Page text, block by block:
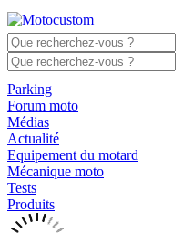
Parking
Forum moto
Médias
Actualité
Equipement du motard
Mécanique moto
Tests
Produits